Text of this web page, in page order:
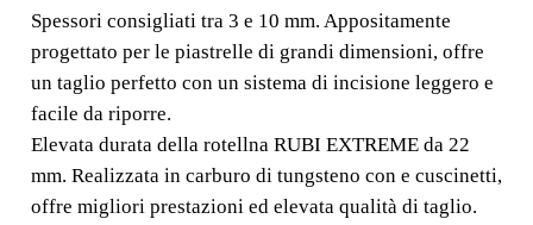
MANUALE CON GUIDE
ASSEMBLABILI.
Spessori consigliati tra 3 e 10 mm. Appositamente
progettato per le piastrelle di grandi dimensioni, offre un
taglio perfetto con un sistema di incisione leggero e facile
da riporre.
Spessori consigliati tra 3 e 10 mm. Appositamente
progettato per le piastrelle di grandi dimensioni, offre
un taglio perfetto con un sistema di incisione leggero e
facile da riporre.
Elevata durata della rotellna RUBI EXTREME da 22
mm. Realizzata in carburo di tungsteno con e cuscinetti,
offre migliori prestazioni ed elevata qualità di taglio.